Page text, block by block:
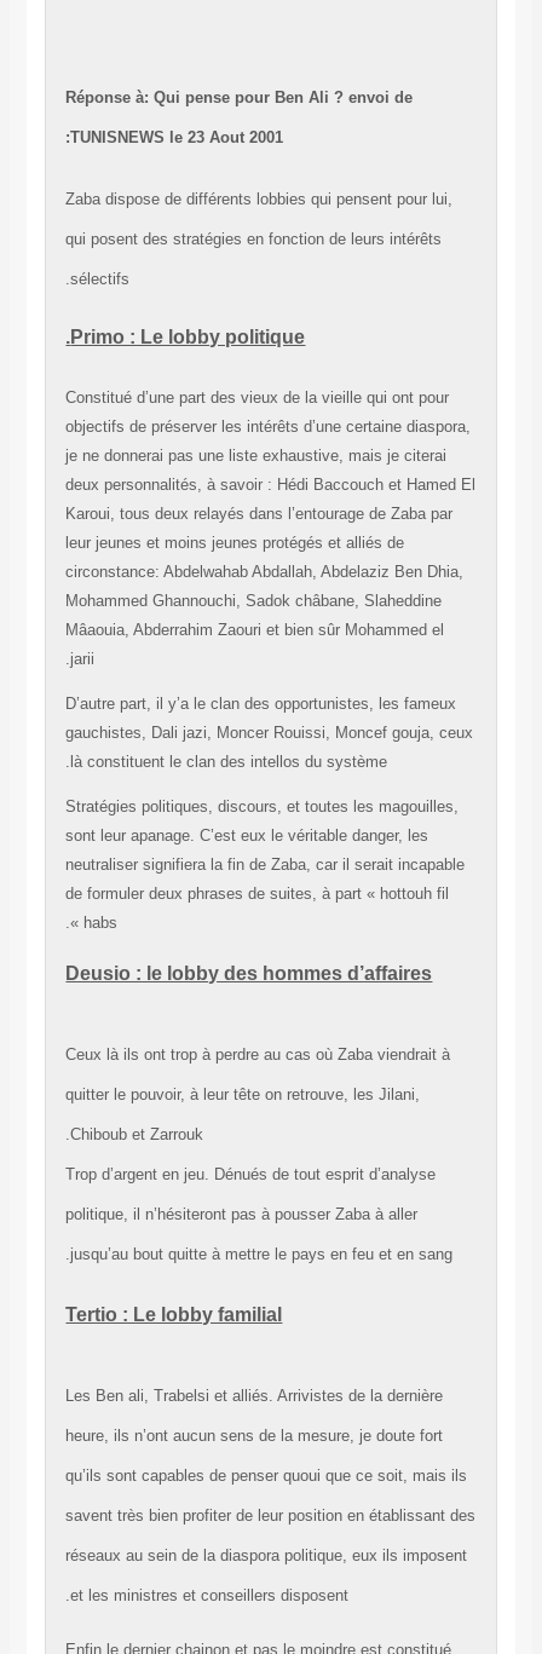
Réponse à: Qui pense pour Ben Ali ? envoi de
TUNISNEWS le 23 Aout 2001:
Zaba dispose de différents lobbies qui pensent pour
qui posent des stratégies en fonction de leurs intérêts
Primo : Le lobby politique.
Constitué d’une part des vieux de la vieille qui ont pour
objectifs de préserver les intérêts d’une certaine
je ne donnerai pas une liste exhaustive, mais je citerai
deux personnalités, à savoir : Hédi Baccouch et
Karoui, tous deux relayés dans l’entourage de Zaba
leur jeunes et moins jeunes protégés et alliés de
circonstance: Abdelwahab Abdallah, Abdelaziz Ben
Mohammed Ghannouchi, Sadok châbane, Slaheddine
Mâaouia, Abderrahim Zaouri et bien sûr Mohammed el
D’autre part, il y’a le clan des opportunistes, les
gauchistes, Dali jazi, Moncer Rouissi, Moncef gouja,
là constituent le clan des intellos du système.
Stratégies politiques, discours, et toutes les
sont leur apanage. C’est eux le véritable danger, les
neutraliser signifiera la fin de Zaba, car il serait
de formuler deux phrases de suites, à part « hottouh fil
Deusio : le lobby des hommes d’affaires
Ceux là ils ont trop à perdre au cas où Zaba viendrait à
quitter le pouvoir, à leur tête on retrouve, les Jilani,
Chiboub et Zarrouk.
Trop d’argent en jeu. Dénués de tout esprit d’analyse
politique, il n’hésiteront pas à pousser Zaba à aller
jusqu’au bout quitte à mettre le pays en feu et en
Tertio : Le lobby familial
Les Ben ali, Trabelsi et alliés. Arrivistes de la dernière
heure, ils n’ont aucun sens de la mesure, je doute fort
qu’ils sont capables de penser quoui que ce soit, mais
savent très bien profiter de leur position en établissant
réseaux au sein de la diaspora politique, eux ils
et les ministres et conseillers disposent.
Enfin le dernier chainon et pas le moindre est constitué